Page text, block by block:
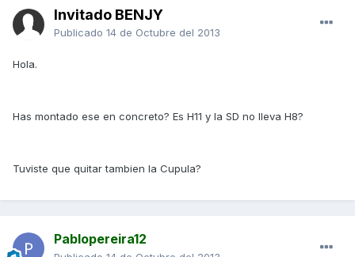
Invitado BENJY
Publicado 14 de Octubre del 2013
Hola.
Has montado ese en concreto? Es H11 y la SD no lleva H8?
Tuviste que quitar tambien la Cupula?
Pablopereira12